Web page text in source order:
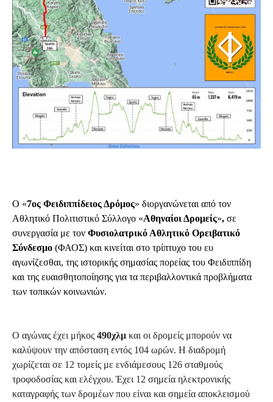
Ο «7ος Φειδιππίδειος Δρόμος» διοργανώνεται από τον
Αθλητικό Πολιτιστικό Σύλλογο «Αθηναίοι Δρομείς», σε
συνεργασία με τον Φυσιολατρικό Αθλητικό Ορειβατικό
Σύνδεσμο (ΦΑΟΣ) και κινείται στο τρίπτυχο του ευ
αγωνίζεσθαι, της ιστορικής σημασίας πορείας του Φειδιππίδη
και της ευαισθητοποίησης για τα περιβαλλοντικά προβλήματα
των τοπικών κοινωνιών.
Ο αγώνας έχει μήκος 490χλμ και οι δρομείς μπορούν να
καλύψουν την απόσταση εντός 104 ωρών. Η διαδρομή
χωρίζεται σε 12 τομείς με ενδιάμεσους 126 σταθμούς
τροφοδοσίας και ελέγχου. Έχει 12 σημεία ηλεκτρονικής
καταγραφής των δρομέων που είναι και σημεία αποκλεισμού